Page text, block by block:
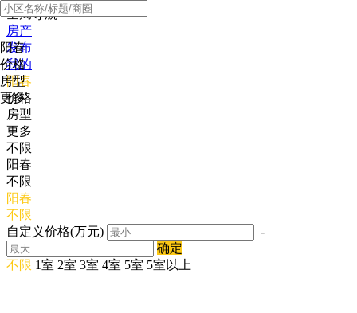
全局导航
房产
发布
我的
阳春
价格
房型
更多
阳春
价格
房型
更多
不限
阳春
不限
阳春
不限
自定义价格(万元)
-
确定
不限 1室 2室 3室 4室 5室 5室以上